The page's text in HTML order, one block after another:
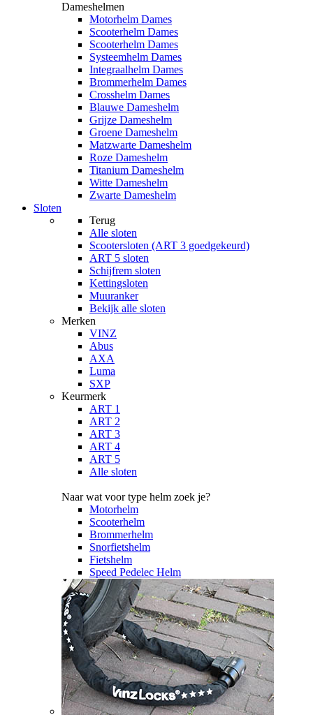
Dameshelmen
Motorhelm Dames
Scooterhelm Dames
Scooterhelm Dames
Systeemhelm Dames
Integraalhelm Dames
Brommerhelm Dames
Crosshelm Dames
Blauwe Dameshelm
Grijze Dameshelm
Groene Dameshelm
Matzwarte Dameshelm
Roze Dameshelm
Titanium Dameshelm
Witte Dameshelm
Zwarte Dameshelm
Sloten
Terug
Alle sloten
Scootersloten (ART 3 goedgekeurd)
ART 5 sloten
Schijfrem sloten
Kettingsloten
Muuranker
Bekijk alle sloten
Merken
VINZ
Abus
AXA
Luma
SXP
Keurmerk
ART 1
ART 2
ART 3
ART 4
ART 5
Alle sloten
Naar wat voor type helm zoek je?
Motorhelm
Scooterhelm
Brommerhelm
Snorfietshelm
Fietshelm
Speed Pedelec Helm